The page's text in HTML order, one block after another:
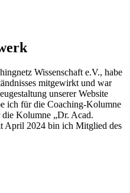
Wissenschaft e.V., habe
mitgewirkt und war
unserer Website
ich für die Coaching-Kolumne
Kolumne „Dr. Acad.
April 2024 bin ich Mitglied des